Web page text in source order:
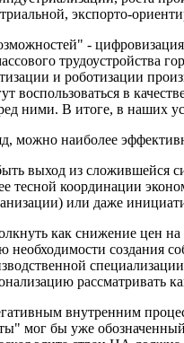
экспорто-
-
трудоустройства
и роботизации
воспользоваться в
ними. В итоге, в наших
можно наиболее
выход из сложившейся
тесной координации
или даже
как снижение цен на
создания
рассматривать
внутренним
мог бы уже